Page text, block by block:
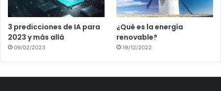
3 predicciones de IA para
2023 y más allá
09/02/2023
¿Qué es la energía
renovable?
19/12/2022